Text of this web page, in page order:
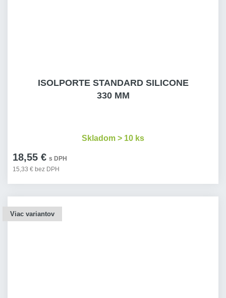
ISOLPORTE STANDARD SILICONE
330 MM
18,55 € s DPH
15,33 € bez DPH
Skladom > 10 ks
Viac variantov